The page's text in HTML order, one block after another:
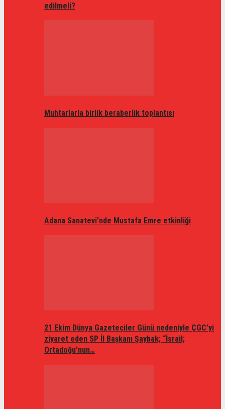
edilmeli?
Muhtarlarla birlik beraberlik toplantısı
Adana Sanatevi’nde Mustafa Emre etkinliği
21 Ekim Dünya Gazeteciler Günü nedeniyle ÇGC’yi
ziyaret eden SP İl Başkanı Şaybak; “İsrail;
Ortadoğu’nun…